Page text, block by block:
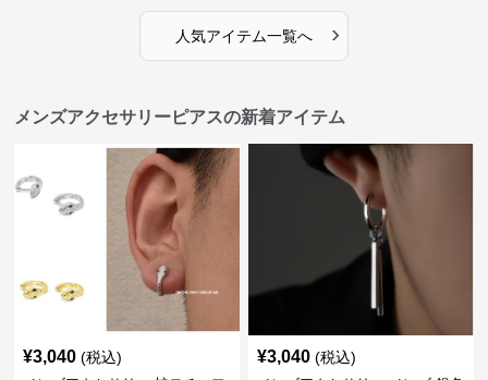
人気アイテム一覧へ ›
メンズアクセサリーピアスの新着アイテム
¥3,040 (税込) ¥3,040 (税込)